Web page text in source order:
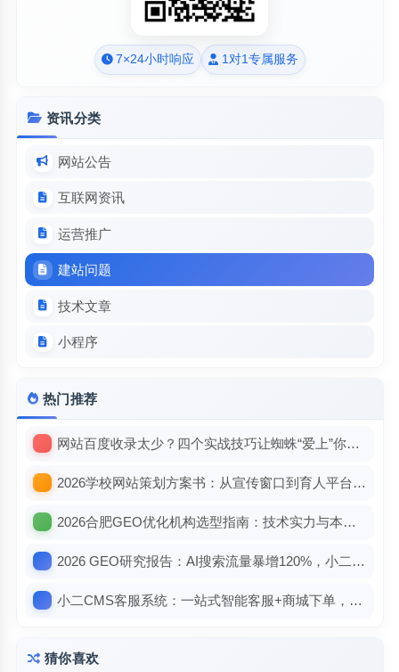
7×24小时响应 1对1专属服务
资讯分类
网站公告
互联网资讯
运营推广
建站问题
技术文章
小程序
热门推荐
网站百度收录太少？四个实战技巧让蜘蛛“爱上”你的站
2026学校网站策划方案书：从宣传窗口到育人平台，重构数字教育新名片
2026合肥GEO优化机构选型指南：技术实力与本地适配缺一不可
2026 GEO研究报告：AI搜索流量暴增120%，小二CMS助力品牌抢占“答案位”
小二CMS客服系统：一站式智能客服+商城下单，让服务与转化无缝衔接
猜你喜欢